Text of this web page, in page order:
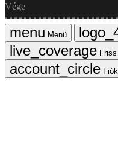
Vége
Menü
Friss
Fiók